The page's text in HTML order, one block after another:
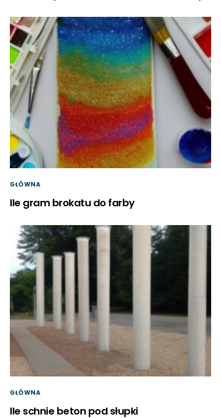
GŁÓWNA
Ile gram brokatu do farby
GŁÓWNA
Ile schnie beton pod słupki